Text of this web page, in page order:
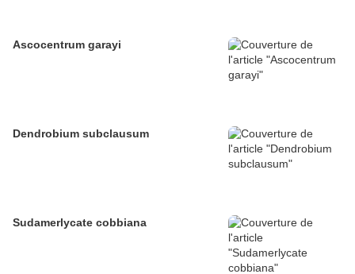
Ascocentrum garayi
Dendrobium subclausum
Sudamerlycate cobbiana